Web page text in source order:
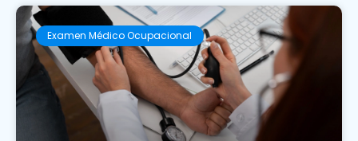
Examen Médico Ocupacional